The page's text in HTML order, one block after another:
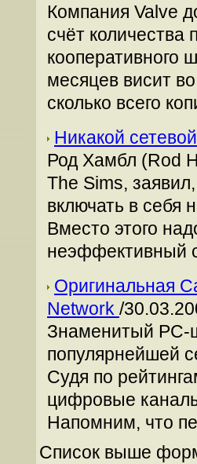
Компания Valve
счёт количества
кооперативного
месяцев висит
сколько всего
Никакой
Род Хамбл (Rod
The Sims,
включать в себя
Вместо этого
неэффективный
Оригинальная
Network /
Знаменитый PC-
популярнейшей
Судя по
цифровые
Напомним, что
Список выше